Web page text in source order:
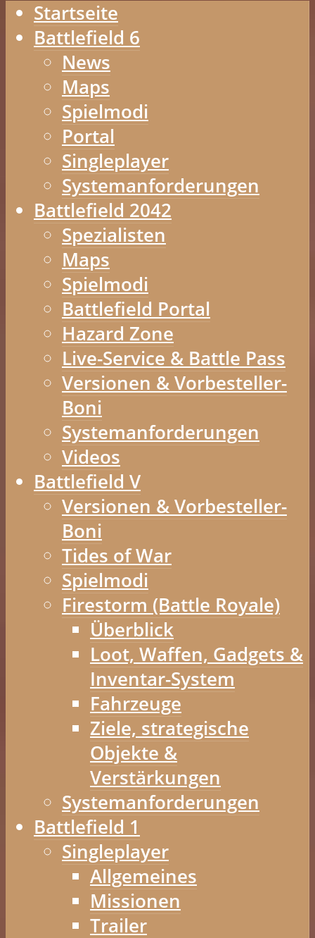
Startseite
Battlefield 6
News
Maps
Spielmodi
Portal
Singleplayer
Systemanforderungen
Battlefield 2042
Spezialisten
Maps
Spielmodi
Battlefield Portal
Hazard Zone
Live-Service & Battle Pass
Versionen & Vorbesteller-
Boni
Systemanforderungen
Videos
Battlefield V
Versionen & Vorbesteller-
Boni
Tides of War
Spielmodi
Firestorm (Battle Royale)
Überblick
Loot, Waffen, Gadgets &
Inventar-System
Fahrzeuge
Ziele, strategische
Objekte &
Verstärkungen
Systemanforderungen
Battlefield 1
Singleplayer
Allgemeines
Missionen
Trailer